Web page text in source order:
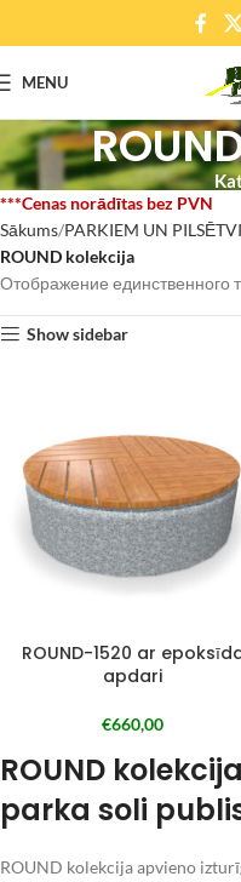
MENU
Sākums PARKIEM UN
ROUND kolekcija
Отображение единственного
Show sidebar
ROUND-1520 ar
apdari
€660,00
ROUND
parka soli
ROUND kolekcija apvieno